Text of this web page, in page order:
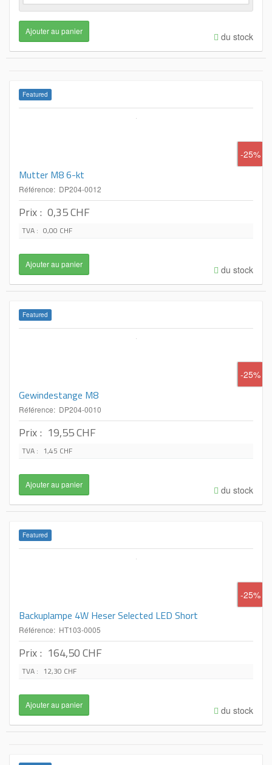
du stock
Featured
-25%
Mutter M8 6-kt
Référence: DP204-0012
Prix : 0,35 CHF
TVA : 0,00 CHF
du stock
Featured
-25%
Gewindestange M8
Référence: DP204-0010
Prix : 19,55 CHF
TVA : 1,45 CHF
du stock
Featured
-25%
Backuplampe 4W Heser Selected LED Short
Référence: HT103-0005
Prix : 164,50 CHF
TVA : 12,30 CHF
du stock